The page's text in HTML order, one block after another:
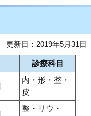
更新日：2019年5月31日
診療科目
内・形・整・
皮
整・リウ・